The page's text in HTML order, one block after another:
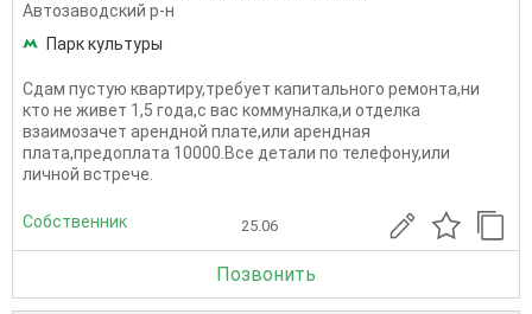
Автозаводский р-н
Парк культуры
Сдам пустую квартиру,требует капитального ремонта,ни
кто не живет 1,5 года,с вас коммуналка,и отделка
взаимозачет арендной плате,или арендная
плата,предоплата 10000.Все детали по телефону,или
личной встрече.
Собственник 25.06
Позвонить